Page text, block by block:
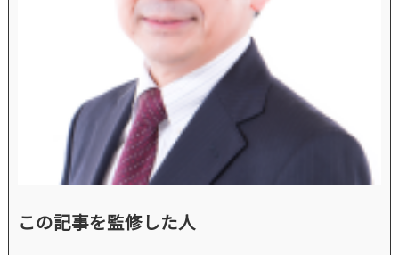
この記事を監修した人